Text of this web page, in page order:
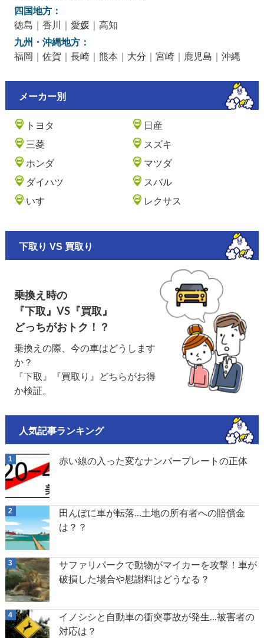
四国地方：
徳島 ｜ 香川 ｜ 愛媛｜ 高知
九州・沖縄地方：
福岡 ｜ 佐賀 ｜ 長崎｜ 熊本 ｜ 大分 ｜ 宮崎｜ 鹿児島 ｜ 沖縄
メーカー別
トヨタ
日産
三菱
スズキ
ホンダ
マツダ
ダイハツ
スバル
いすゞ
レクサス
下取り VS 買取り
乗換え時の
『下取』VS『買取』
どっちがおトク！？
乗換えの際、今の車はどうします
か？
『下取』『買取り』どちらがお得
か検証。
人気記事ランキング
赤い線の入った変なナンバープレートの正体
田んぼに車が転落…土地の所有者への賠償金
は？？
サファリパークで動物がマイカーを攻撃！車が
破損した場合や慰謝料はどうなる？
イノシシと自動車の衝突事故が発生…被害者の
対応は？